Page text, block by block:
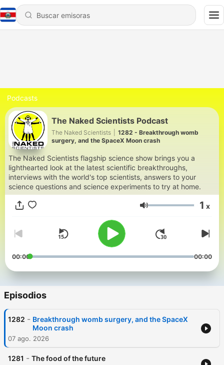
Podcasts
The Naked Scientists Podcast
The Naked Scientists
1282 - Breakthrough womb
surgery, and the SpaceX Moon crash
The Naked Scientists flagship science show brings you a
lighthearted look at the latest scientific breakthroughs,
interviews with the world's top scientists, answers to your
science questions and science experiments to try at home.
Volumen 1 x
00:00 00:00
Episodios
1282 - Breakthrough womb surgery, and the SpaceX
Moon crash
07 ago. 2026
1281 - The food of the future